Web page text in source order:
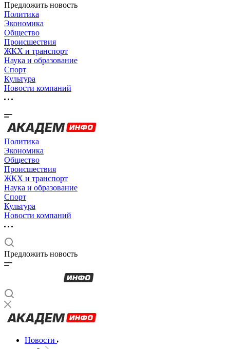
Предложить новость
Политика
Экономика
Общество
Происшествия
ЖКХ и транспорт
Наука и образование
Спорт
Культура
Новости компаний
Политика
Экономика
Общество
Происшествия
ЖКХ и транспорт
Наука и образование
Спорт
Культура
Новости компаний
Предложить новость
Новости